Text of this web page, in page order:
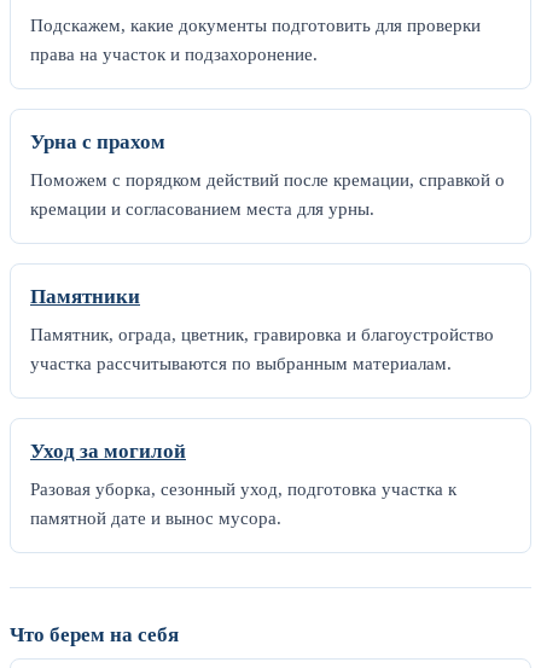
Подскажем, какие документы подготовить для проверки
права на участок и подзахоронение.
Урна с прахом
Поможем с порядком действий после кремации, справкой о
кремации и согласованием места для урны.
Памятники
Памятник, ограда, цветник, гравировка и благоустройство
участка рассчитываются по выбранным материалам.
Уход за могилой
Разовая уборка, сезонный уход, подготовка участка к
памятной дате и вынос мусора.
Что берем на себя